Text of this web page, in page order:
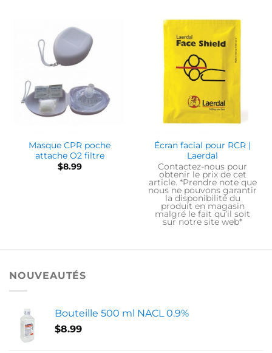
Masque CPR poche
attache O2 filtre
$8.99
Écran facial pour RCR |
Laerdal
Contactez-nous pour
obtenir le prix de cet
article. *Prendre note que
nous ne pouvons garantir
la disponibilité du
produit en magasin
malgré le fait qu’il soit
sur notre site web*
NOUVEAUTÉS
Bouteille 500 ml NACL 0.9%
$8.99